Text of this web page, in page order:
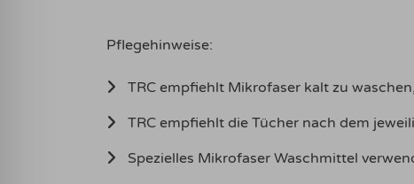
Pflegehinweise:
TRC empfiehlt Mikrofaser kalt zu
TRC empfiehlt die Tücher nach dem
Spezielles Mikrofaser Waschmittel